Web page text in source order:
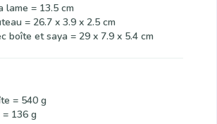
lame = 13.5 cm
= 26.7 x 3.9 x 2.5 cm
boîte et saya = 29 x 7.9 x 5.4 cm
= 540 g
136 g